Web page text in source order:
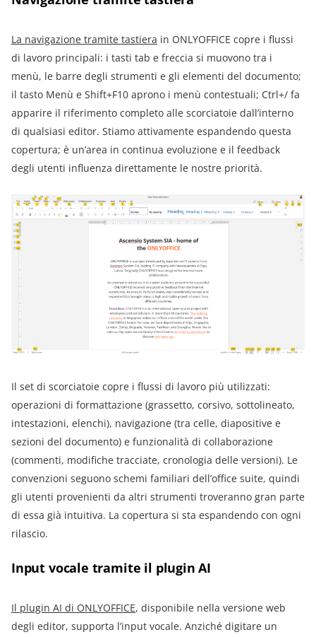
La navigazione tramite tastiera in ONLYOFFICE copre i flussi
di lavoro principali: i tasti tab e freccia si muovono tra i
menù, le barre degli strumenti e gli elementi del documento;
il tasto Menù e Shift+F10 aprono i menù contestuali; Ctrl+/ fa
apparire il riferimento completo alle scorciatoie dall’interno
di qualsiasi editor. Stiamo attivamente espandendo questa
copertura; è un’area in continua evoluzione e il feedback
degli utenti influenza direttamente le nostre priorità.
Il set di scorciatoie copre i flussi di lavoro più utilizzati:
operazioni di formattazione (grassetto, corsivo, sottolineato,
intestazioni, elenchi), navigazione (tra celle, diapositive e
sezioni del documento) e funzionalità di collaborazione
(commenti, modifiche tracciate, cronologia delle versioni). Le
convenzioni seguono schemi familiari dell’office suite, quindi
gli utenti provenienti da altri strumenti troveranno gran parte
di essa già intuitiva. La copertura si sta espandendo con ogni
rilascio.
Input vocale tramite il plugin AI
Il plugin AI di ONLYOFFICE, disponibile nella versione web
degli editor, supporta l’input vocale. Anziché digitare un